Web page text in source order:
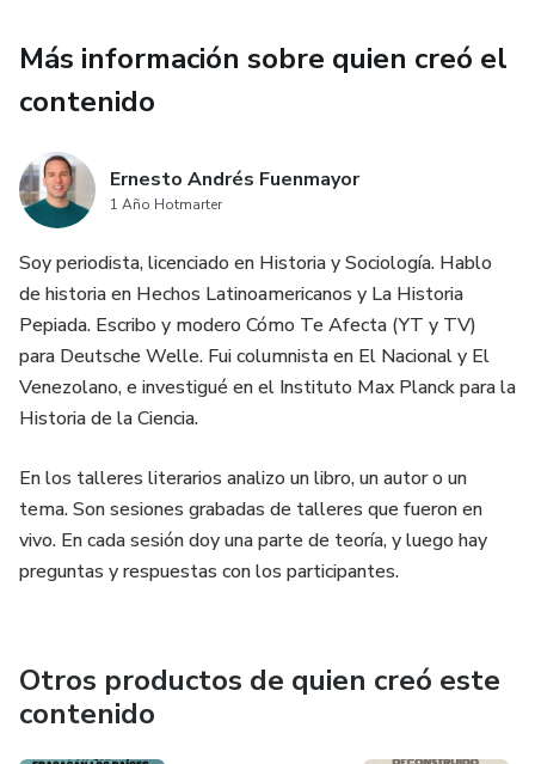
Más información sobre quien creó el
contenido
Ernesto Andrés Fuenmayor
1 Año Hotmarter
Soy periodista, licenciado en Historia y Sociología. Hablo
de historia en Hechos Latinoamericanos y La Historia
Pepiada. Escribo y modero Cómo Te Afecta (YT y TV)
para Deutsche Welle. Fui columnista en El Nacional y El
Venezolano, e investigué en el Instituto Max Planck para la
Historia de la Ciencia.
En los talleres literarios analizo un libro, un autor o un
tema. Son sesiones grabadas de talleres que fueron en
vivo. En cada sesión doy una parte de teoría, y luego hay
preguntas y respuestas con los participantes.
Otros productos de quien creó este
contenido